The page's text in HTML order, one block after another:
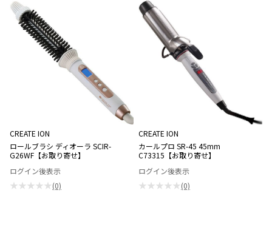
CREATE ION
ロールブラシ ディオーラ SCIR-
G26WF【お取り寄せ】
ログイン後表示
★★★★★(0)
CREATE ION
カールプロ SR-45 45mm
C73315【お取り寄せ】
ログイン後表示
★★★★★(0)